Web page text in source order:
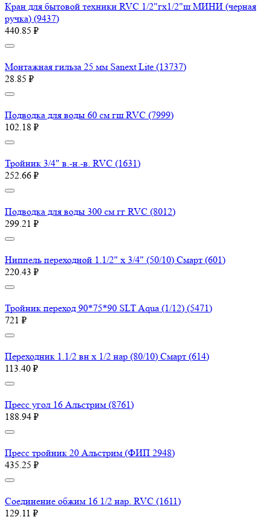
Кран для бытовой техники RVC 1/2"гх1/2"ш МИНИ (черная
ручка) (9437)
440.85 ₽
Монтажная гильза 25 мм Sanext Lite (13737)
28.85 ₽
Подводка для воды 60 см гш RVC (7999)
102.18 ₽
Тройник 3/4" в.-н.-в. RVC (1631)
252.66 ₽
Подводка для воды 300 см гг RVC (8012)
299.21 ₽
Ниппель переходной 1.1/2" х 3/4" (50/10) Смарт (601)
220.43 ₽
Тройник переход 90*75*90 SLT Aqua (1/12) (5471)
721 ₽
Переходник 1.1/2 вн х 1/2 нар (80/10) Смарт (614)
113.40 ₽
Пресс угол 16 Aльстрим (8761)
188.94 ₽
Пресс тройник 20 Aльстрим (ФИП 2948)
435.25 ₽
Соединение обжим 16 1/2 нар. RVC (1611)
129.11 ₽